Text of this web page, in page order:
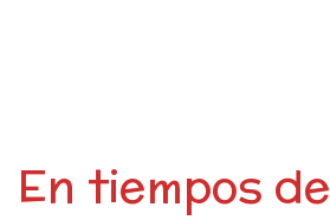
En tiempos de